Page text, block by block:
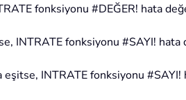
fonksiyonu #DEĞER! hata
INTRATE fonksiyonu #SAYI!
INTRATE fonksiyonu